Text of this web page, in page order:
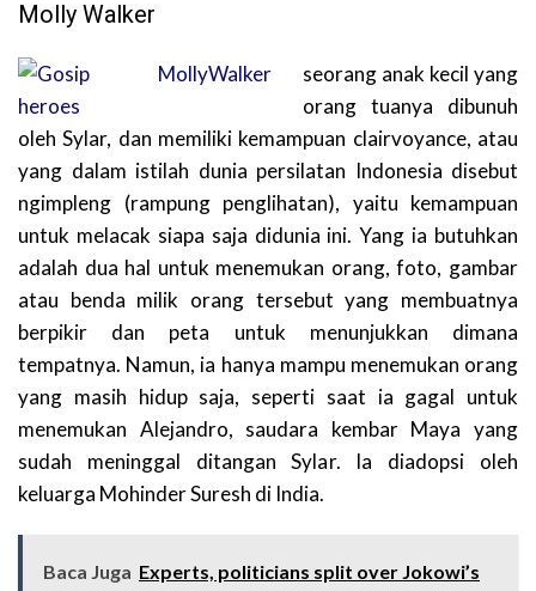
Molly Walker
seorang anak kecil yang
orang tuanya dibunuh
oleh Sylar, dan memiliki kemampuan clairvoyance, atau
yang dalam istilah dunia persilatan Indonesia disebut
ngimpleng (rampung penglihatan), yaitu kemampuan
untuk melacak siapa saja didunia ini. Yang ia butuhkan
adalah dua hal untuk menemukan orang, foto, gambar
atau benda milik orang tersebut yang membuatnya
berpikir dan peta untuk menunjukkan dimana
tempatnya. Namun, ia hanya mampu menemukan orang
yang masih hidup saja, seperti saat ia gagal untuk
menemukan Alejandro, saudara kembar Maya yang
sudah meninggal ditangan Sylar. Ia diadopsi oleh
keluarga Mohinder Suresh di India.
Baca Juga Experts, politicians split over Jokowi’s